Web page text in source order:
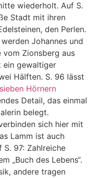
wiederholt. Auf S.
Stadt mit ihren
den Perlen.
Johannes und
Zionsberg aus
ein gewaltiger
Hälften. S. 96 lässt
sieben Hörnern
Detail, das einmal
belegt.
sich hier mit
Lamm ist auch
97: Zahlreiche
„Buch des Lebens“.
andere tragen